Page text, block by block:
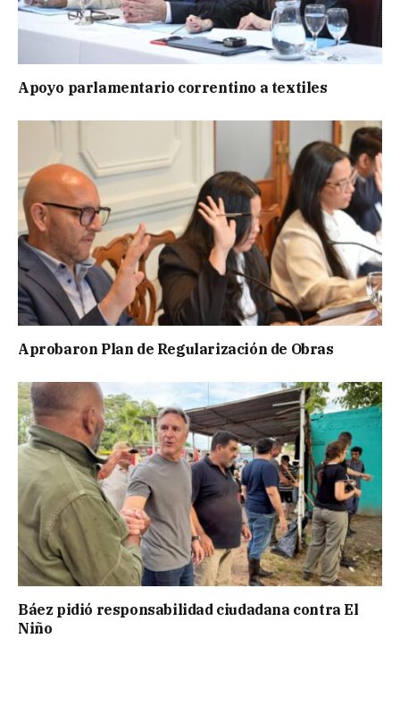
Apoyo parlamentario correntino a textiles
Aprobaron Plan de Regularización de Obras
Báez pidió responsabilidad ciudadana contra El
Niño